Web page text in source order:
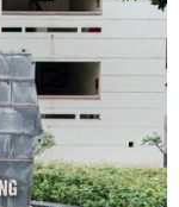
đã thảo luận
trưởng kinh tế
sáng tạo,